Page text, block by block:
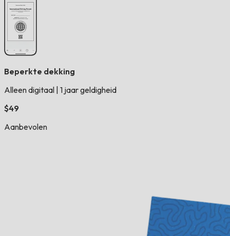
Beperkte dekking
Alleen digitaal 1 jaar geldigheid
$49
Aanbevolen